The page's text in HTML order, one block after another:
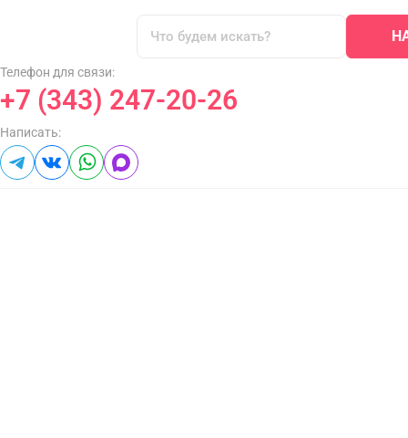
Телефон для связи:
+7 (343) 247-20-26
Написать: